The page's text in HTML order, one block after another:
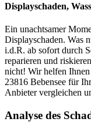
Displayschaden,
Ein unachtsamer
Displayschaden. Was
i.d.R. ab sofort durch
reparieren und
nicht! Wir helfen Ihnen
23816 Bebensee für
Anbieter vergleichen
Analyse des